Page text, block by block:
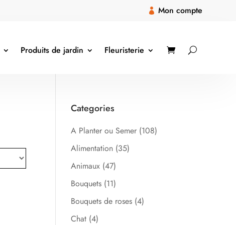
 Mon compte
Produits de jardin Fleuristerie
Categories
A Planter ou Semer (108)
Alimentation (35)
Animaux (47)
Bouquets (11)
Bouquets de roses (4)
Chat (4)